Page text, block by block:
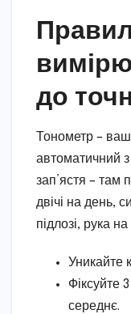
до
Тонометр –
автоматичний
зап’ястя – там
двічі на день,
підлозі, рука
Уникайте
Фіксуйте
середнє.